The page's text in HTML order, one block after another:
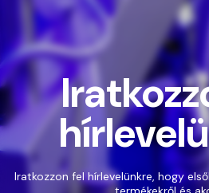
Iratkozzon fel hírlevelünkre, hogy